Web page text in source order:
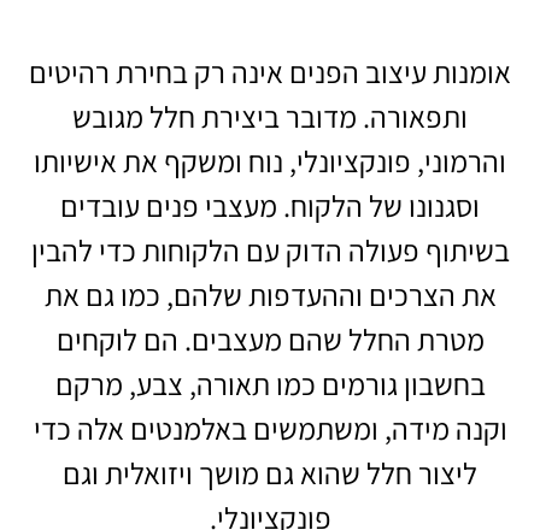
אומנות עיצוב הפנים אינה רק בחירת רהיטים
ותפאורה. מדובר ביצירת חלל מגובש
והרמוני, פונקציונלי, נוח ומשקף את אישיותו
וסגנונו של הלקוח. מעצבי פנים עובדים
בשיתוף פעולה הדוק עם הלקוחות כדי להבין
את הצרכים וההעדפות שלהם, כמו גם את
מטרת החלל שהם מעצבים. הם לוקחים
בחשבון גורמים כמו תאורה, צבע, מרקם
וקנה מידה, ומשתמשים באלמנטים אלה כדי
ליצור חלל שהוא גם מושך ויזואלית וגם
פונקציונלי.